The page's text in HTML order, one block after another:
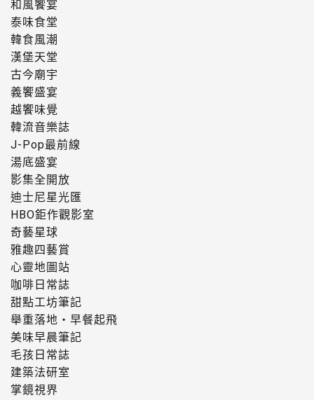
和風饗宴
泰味食堂
韓食風潮
漢堡天堂
古今廟宇
義饗盛宴
越饗味覺
韓流音樂誌
J-Pop最前線
湯底盛宴
影集全開放
迪士尼星光匯
HBO鉅作觀影室
奇藝星球
雅趣四藝賞
心靈地圖站
咖啡日常誌
甜點工坊筆記
舉重落地・早餐起飛
美味早晨筆記
毛孩日常誌
建築法研室
掌鏡視界